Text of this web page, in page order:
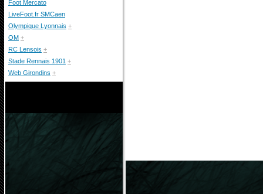
Foot Mercato
LiveFoot.fr SMCaen
Olympique Lyonnais +
OM +
RC Lensois +
Stade Rennais 1901 +
Web Girondins +